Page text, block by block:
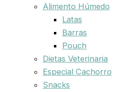
Alimento Húmedo
Latas
Barras
Pouch
Dietas Veterinaria
Especial Cachorro
Snacks